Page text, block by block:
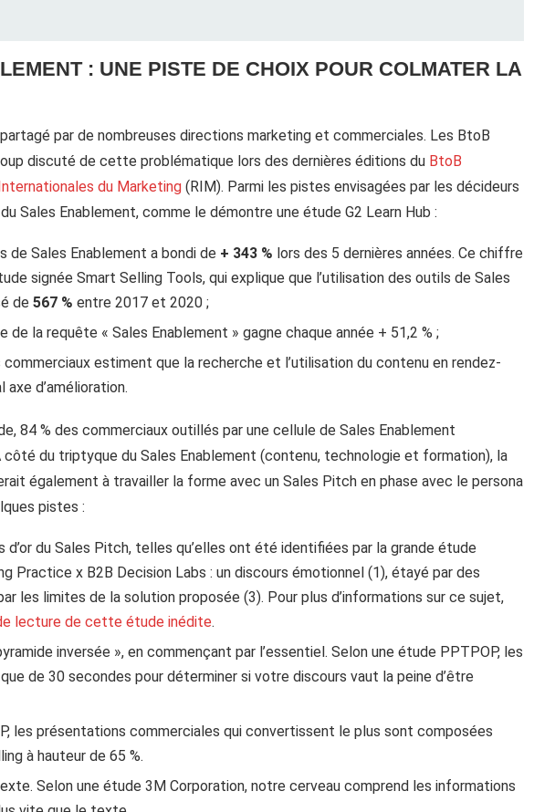
: UNE PISTE DE CHOIX POUR COLMATER LA
par de nombreuses directions marketing et commerciales. Les BtoB
discuté de cette problématique lors des dernières éditions du BtoB
du Marketing (RIM). Parmi les pistes envisagées par les décideurs
Sales Enablement, comme le démontre une étude G2 Learn Hub :
de Sales Enablement a bondi de + 343 % lors des 5 dernières années. Ce chiffre
signée Smart Selling Tools, qui explique que l’utilisation des outils de Sales
de 567 % entre 2017 et 2020 ;
de la requête « Sales Enablement » gagne chaque année + 51,2 % ;
commerciaux estiment que la recherche et l’utilisation du contenu en rendez-
d’amélioration.
84 % des commerciaux outillés par une cellule de Sales Enablement
du triptyque du Sales Enablement (contenu, technologie et formation), la
également à travailler la forme avec un Sales Pitch en phase avec le persona
pistes :
du Sales Pitch, telles qu’elles ont été identifiées par la grande étude
Practice x B2B Decision Labs : un discours émotionnel (1), étayé par des
les limites de la solution proposée (3). Pour plus d’informations sur ce sujet,
lecture de cette étude inédite.
inversée », en commençant par l’essentiel. Selon une étude PPTPOP, les
de 30 secondes pour déterminer si votre discours vaut la peine d’être
les présentations commerciales qui convertissent le plus sont composées
à hauteur de 65 %.
Selon une étude 3M Corporation, notre cerveau comprend les informations